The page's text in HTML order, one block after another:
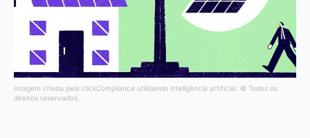
Imagem criada pela clickCompliance utilizando inteligência artificial. © Todos os
direitos reservados.